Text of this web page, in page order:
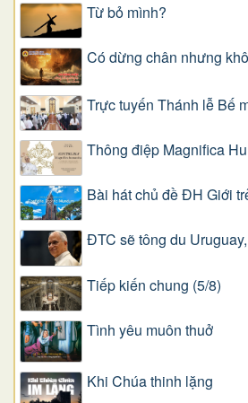
Từ bỏ mình?
Có dừng chân nhưng
Trực tuyến Thánh lễ Bế
Thông điệp Magnifica
Bài hát chủ đề ĐH Giới
ĐTC sẽ tông du
Tiếp kiến chung (5/8)
Tình yêu muôn thuở
Khi Chúa thinh lặng